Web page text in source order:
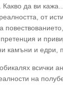
Какво да ви
от
и
камъни и едри,
всички
на